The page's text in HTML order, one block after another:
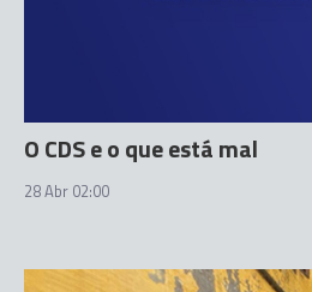
O CDS e o que está mal
28 Abr 02:00